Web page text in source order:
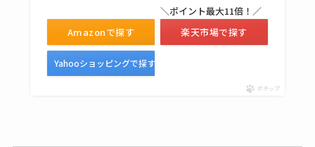
など解説
ビタクラフトのウル
復刻はある？ウルト
Amazonで探す
＼ポイント最大11倍！／
楽天市場で探す
Yahooショッピングで探す
ポチップ